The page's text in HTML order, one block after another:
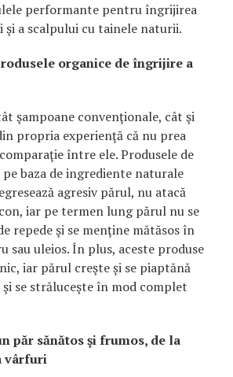
performante pentru îngrijirea
şi a scalpului cu tainele naturii.
organice de îngrijire a
şampoane convenţionale, cât şi
propria experienţă că nu prea
între ele. Produsele de
baza de ingrediente naturale
agresiv părul, nu atacă
iar pe termen lung părul nu se
repede şi se menţine mătăsos în
sau uleios. În plus, aceste produse
iar părul creşte și se piaptănă
şi se străluceşte în mod complet
păr sănătos şi frumos, de la
vârfuri